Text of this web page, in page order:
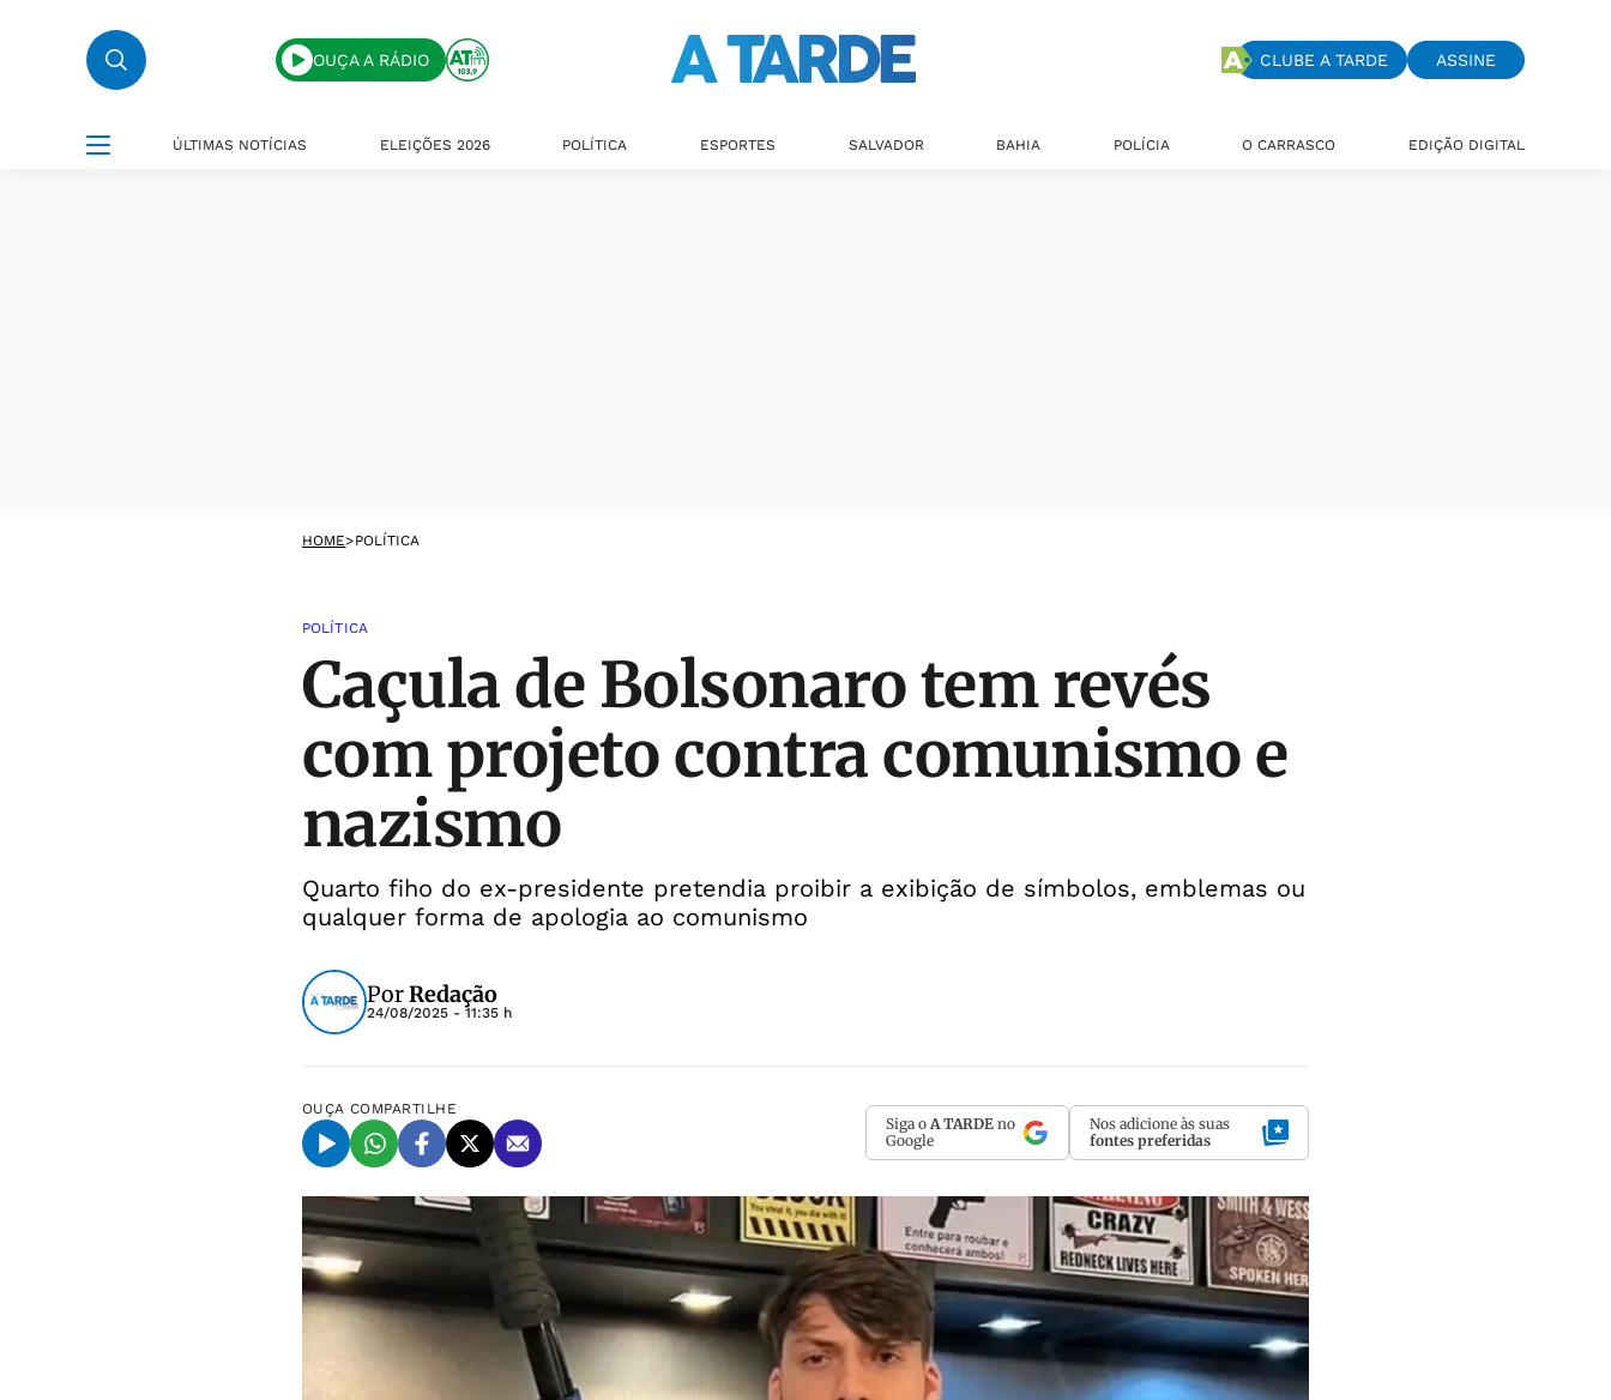
OUÇA A RÁDIO CLUBE A TARDE ASSINE
ÚLTIMAS NOTÍCIAS ELEIÇÕES 2026 POLÍTICA ESPORTES SALVADOR BAHIA POLÍCIA O CARRASCO EDIÇÃO DIGITAL
HOME>POLÍTICA
POLÍTICA
Caçula de Bolsonaro tem revés
com projeto contra comunismo e
nazismo
Quarto fiho do ex-presidente pretendia proibir a exibição de símbolos, emblemas ou
qualquer forma de apologia ao comunismo
PorRedação
24/08/2025 - 11:35 h
OUÇA COMPARTILHE
Siga o A TARDE no
Google
Nos adicione às suas
fontes preferidas